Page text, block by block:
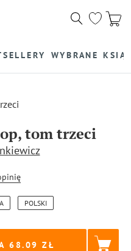
WYBRANE
tom trzeci
POLSKI
68.09